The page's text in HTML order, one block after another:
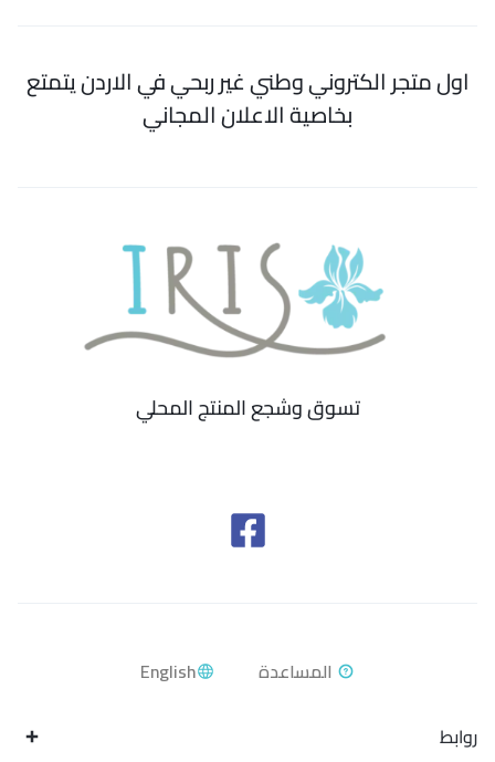
اول متجر الكتروني وطني غير ربحي في الاردن يتمتع
بخاصية الاعلان المجاني
تسوق وشجع المنتج المحلي
English
روابط